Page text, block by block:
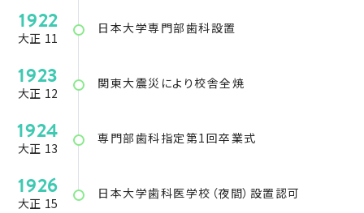
1922
大正 11
日本大学専門部歯科設置
1923
大正 12
関東大震災により校舎全焼
1924
大正 13
専門部歯科指定第1回卒業式
1926
大正 15
日本大学歯科医学校（夜間）設置認可